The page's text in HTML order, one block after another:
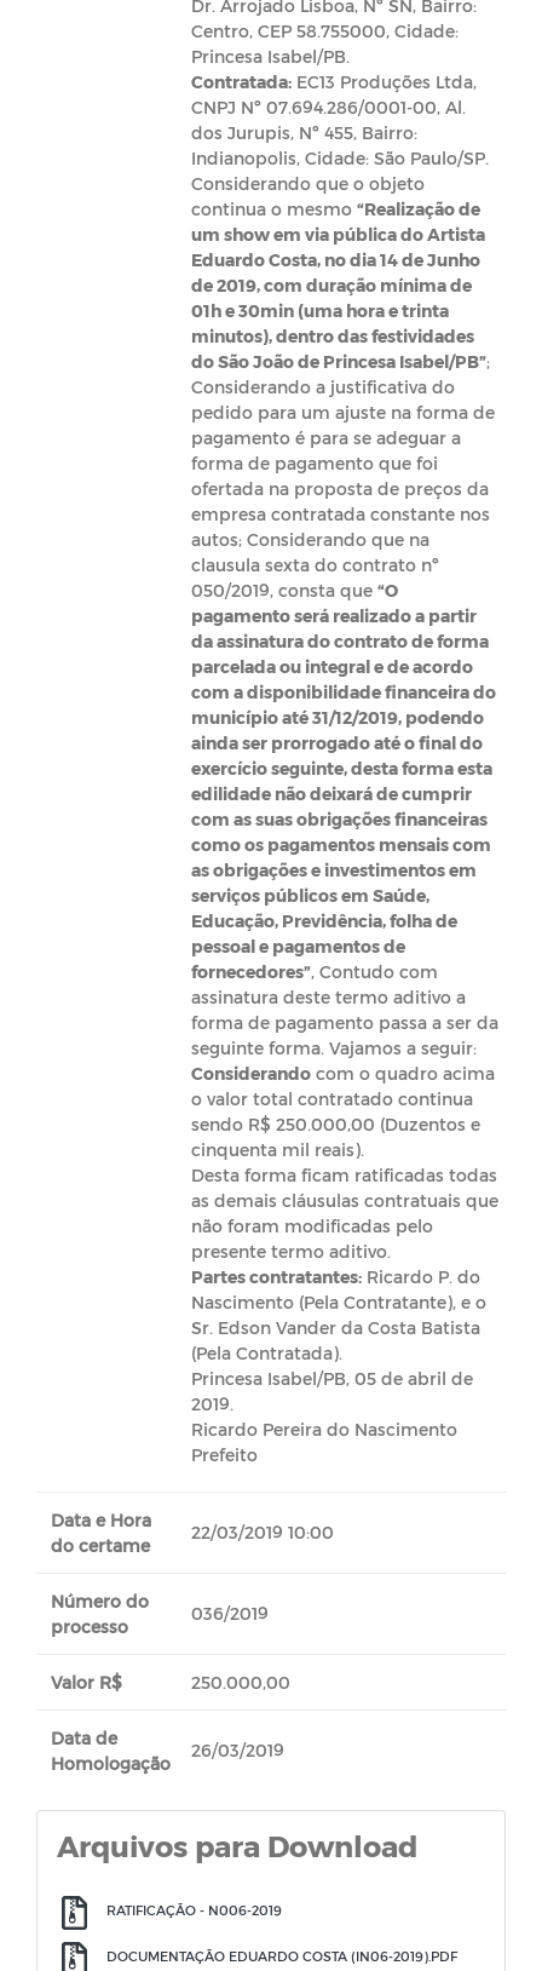
Dr. Arrojado Lisboa, Nº SN, Bairro:
Centro, CEP 58.755000, Cidade:
Princesa Isabel/PB.
Contratada:EC13 Produções Ltda,
CNPJ Nº 07.694.286/0001-00, Al.
dos Jurupis, Nº 455, Bairro:
Indianopolis, Cidade: São Paulo/SP.
Considerando que o objeto
continua o mesmo “Realização de
um show em via pública do Artista
Eduardo Costa, no dia 14 de Junho
de 2019, com duração mínima de
01h e 30min (uma hora e trinta
minutos), dentro das festividades
do São João de Princesa Isabel/PB”;
Considerando a justificativa do
pedido para um ajuste na forma de
pagamento é para se adeguar a
forma de pagamento que foi
ofertada na proposta de preços da
empresa contratada constante nos
autos; Considerando que na
clausula sexta do contrato nº
050/2019, consta que “O
pagamento será realizado a partir
da assinatura do contrato de forma
parcelada ou integral e de acordo
com a disponibilidade financeira do
município até 31/12/2019, podendo
ainda ser prorrogado até o final do
exercício seguinte, desta forma esta
edilidade não deixará de cumprir
com as suas obrigações financeiras
como os pagamentos mensais com
as obrigações e investimentos em
serviços públicos em Saúde,
Educação, Previdência, folha de
pessoal e pagamentos de
fornecedores”, Contudo com
assinatura deste termo aditivo a
forma de pagamento passa a ser da
seguinte forma. Vajamos a seguir:
Considerandocom o quadro acima
o valor total contratado continua
sendo R$ 250.000,00 (Duzentos e
cinquenta mil reais).
Desta forma ficam ratificadas todas
as demais cláusulas contratuais que
não foram modificadas pelo
presente termo aditivo.
Partes contratantes:Ricardo P. do
Nascimento (Pela Contratante), e o
Sr. Edson Vander da Costa Batista
(Pela Contratada).
Princesa Isabel/PB, 05 de abril de
2019.
Ricardo Pereira do Nascimento
Prefeito
Data e Hora
do certame
22/03/2019 10:00
Número do
processo
036/2019
Valor R$ 250.000,00
Data de
Homologação
26/03/2019
Arquivos para Download
RATIFICAÇÃO - N006-2019
DOCUMENTAÇÃO EDUARDO COSTA (IN06-2019).PDF